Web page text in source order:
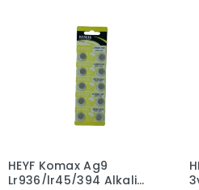
HEYF Komax Ag9
Lr936/lr45/394 Alkalin